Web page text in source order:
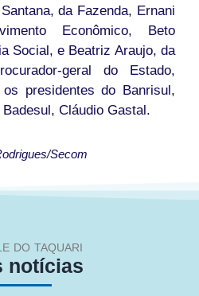
da Fazenda, Ernani
Econômico, Beto
Social, e Beatriz Araujo, da
geral do Estado,
presidentes do Banrisul,
Cláudio Gastal.
Secom
DO TAQUARI
notícias